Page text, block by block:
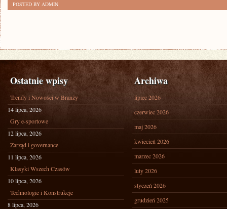
POSTED BY ADMIN
Ostatnie wpisy
Trendy i Nowości w Branży
14 lipca, 2026
Gry e-sportowe
12 lipca, 2026
Zarząd i governance
11 lipca, 2026
Klasyki Wszech Czasów
10 lipca, 2026
Technologie i Konstrukcje
8 lipca, 2026
Archiwa
lipiec 2026
czerwiec 2026
maj 2026
kwiecień 2026
marzec 2026
luty 2026
styczeń 2026
grudzień 2025